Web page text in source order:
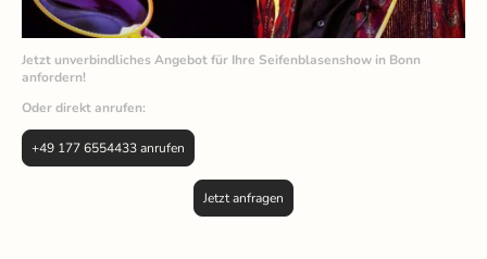
Jetzt unverbindliches Angebot für Ihre Seifenblasenshow in Bonn
anfordern!
Oder direkt anrufen:
+49 177 6554433 anrufen
Jetzt anfragen